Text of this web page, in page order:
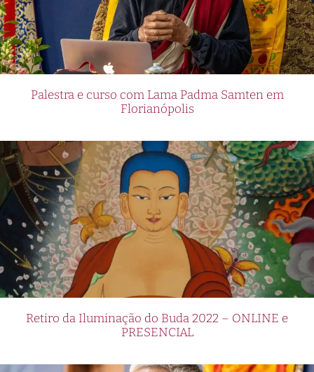
Palestra e curso com Lama Padma Samten em
Florianópolis
Retiro da Iluminação do Buda 2022 – ONLINE e
PRESENCIAL